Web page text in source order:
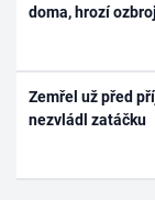
doma, hrozí
Zemřel už před
nezvládl zatáčku